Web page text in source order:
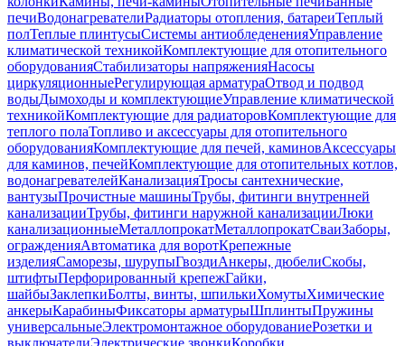
печиВодонагревателиРадиаторы отопления, батареиТеплый
полТеплые плинтусыСистемы антиобледененияУправление
климатической техникойКомплектующие для отопительного
оборудованияСтабилизаторы напряженияНасосы
циркуляционныеРегулирующая арматураОтвод и подвод
водыДымоходы и комплектующиеУправление климатической
техникойКомплектующие для радиаторовКомплектующие для
теплого полаТопливо и аксессуары для отопительного
оборудованияКомплектующие для печей, каминовАксессуары
для каминов, печейКомплектующие для отопительных котлов,
водонагревателейКанализацияТросы сантехнические,
вантузыПрочистные машиныТрубы, фитинги внутренней
канализацииТрубы, фитинги наружной канализацииЛюки
канализационныеМеталлопрокатМеталлопрокатСваиЗаборы,
огражденияАвтоматика для воротКрепежные
изделияСаморезы, шурупыГвоздиАнкеры, дюбелиСкобы,
штифтыПерфорированный крепежГайки,
шайбыЗаклепкиБолты, винты, шпилькиХомутыХимические
анкерыКарабиныФиксаторы арматурыШплинтыПружины
универсальныеЭлектромонтажное оборудованиеРозетки и
выключателиЭлектрические звонкиКоробки